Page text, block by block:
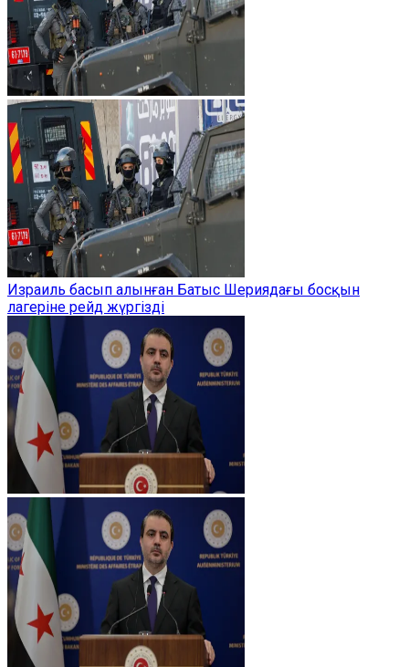
Израиль басып алынған Батыс Шериядағы босқын
лагеріне рейд жүргізді